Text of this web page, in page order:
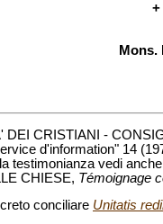
+
Mons.
DEI CRISTIANI -
d'information" 14
testimonianza vedi
CHIESE, Témoignage
conciliare Unitatis